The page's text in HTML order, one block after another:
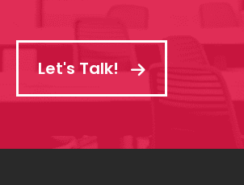
Let's Talk!